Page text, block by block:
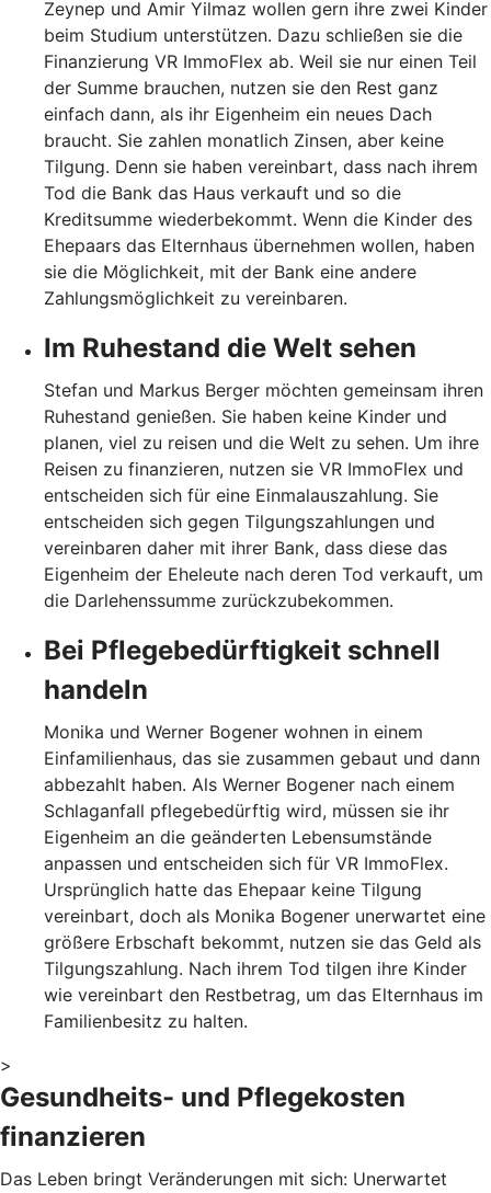
Zeynep und Amir Yilmaz wollen gern ihre zwei Kinder
beim Studium unterstützen. Dazu schließen sie die
Finanzierung VR ImmoFlex ab. Weil sie nur einen Teil
der Summe brauchen, nutzen sie den Rest ganz
einfach dann, als ihr Eigenheim ein neues Dach
braucht. Sie zahlen monatlich Zinsen, aber keine
Tilgung. Denn sie haben vereinbart, dass nach ihrem
Tod die Bank das Haus verkauft und so die
Kreditsumme wiederbekommt. Wenn die Kinder des
Ehepaars das Elternhaus übernehmen wollen, haben
sie die Möglichkeit, mit der Bank eine andere
Zahlungsmöglichkeit zu vereinbaren.
Im Ruhestand die Welt sehen
Stefan und Markus Berger möchten gemeinsam ihren
Ruhestand genießen. Sie haben keine Kinder und
planen, viel zu reisen und die Welt zu sehen. Um ihre
Reisen zu finanzieren, nutzen sie VR ImmoFlex und
entscheiden sich für eine Einmalauszahlung. Sie
entscheiden sich gegen Tilgungszahlungen und
vereinbaren daher mit ihrer Bank, dass diese das
Eigenheim der Eheleute nach deren Tod verkauft, um
die Darlehenssumme zurückzubekommen.
Bei Pflegebedürftigkeit schnell
handeln
Monika und Werner Bogener wohnen in einem
Einfamilienhaus, das sie zusammen gebaut und dann
abbezahlt haben. Als Werner Bogener nach einem
Schlaganfall pflegebedürftig wird, müssen sie ihr
Eigenheim an die geänderten Lebensumstände
anpassen und entscheiden sich für VR ImmoFlex.
Ursprünglich hatte das Ehepaar keine Tilgung
vereinbart, doch als Monika Bogener unerwartet eine
größere Erbschaft bekommt, nutzen sie das Geld als
Tilgungszahlung. Nach ihrem Tod tilgen ihre Kinder
wie vereinbart den Restbetrag, um das Elternhaus im
Familienbesitz zu halten.
>
Gesundheits- und Pflegekosten
finanzieren
Das Leben bringt Veränderungen mit sich: Unerwartet